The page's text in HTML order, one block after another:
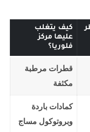
كيف يتغلب
عليها مركز
فلوريا؟
قطرات مرطبة
مكثفة
كمادات باردة
وبروتوكول مساج